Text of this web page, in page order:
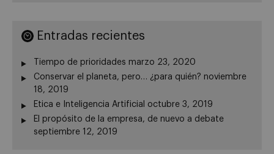
Entradas recientes
Tiempo de prioridades marzo 23, 2020
Conservar el planeta, pero… ¿para quién? noviembre
18, 2019
Etica e Inteligencia Artificial
octubre 3, 2019
El propósito de la empresa, de nuevo a debate
septiembre 12, 2019